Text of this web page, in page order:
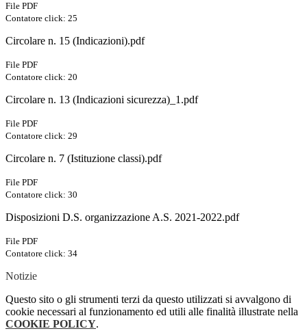
File PDF
Contatore click: 25
Circolare n. 15 (Indicazioni).pdf
File PDF
Contatore click: 20
Circolare n. 13 (Indicazioni sicurezza)_1.pdf
File PDF
Contatore click: 29
Circolare n. 7 (Istituzione classi).pdf
File PDF
Contatore click: 30
Disposizioni D.S. organizzazione A.S. 2021-2022.pdf
File PDF
Contatore click: 34
Notizie
Questo sito o gli strumenti terzi da questo utilizzati si avvalgono di
cookie necessari al funzionamento ed utili alle finalità illustrate nella
COOKIE POLICY.